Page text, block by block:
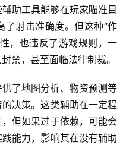
辅助工具能够在玩家瞄准目
了射击准确度。但这种“作
，也违反了游戏规则，一
禁，甚至面临法律制裁。
了地图分析、物资预测等
决策。这类辅助在一定程
但如果过于依赖，可能会
能力，影响其在没有辅助